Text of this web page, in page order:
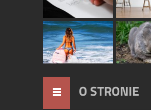
O STRONIE